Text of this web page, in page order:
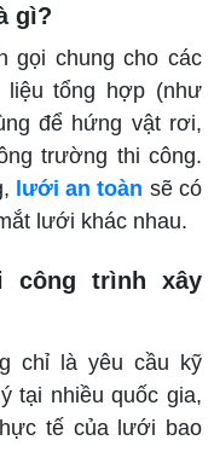
gì?
gọi chung cho các
tổng hợp (như
để hứng vật rơi,
trường thi công.
lưới an toàn sẽ có
lưới khác nhau.
công trình xây
chỉ là yêu cầu kỹ
tại nhiều quốc gia,
tế của lưới bao